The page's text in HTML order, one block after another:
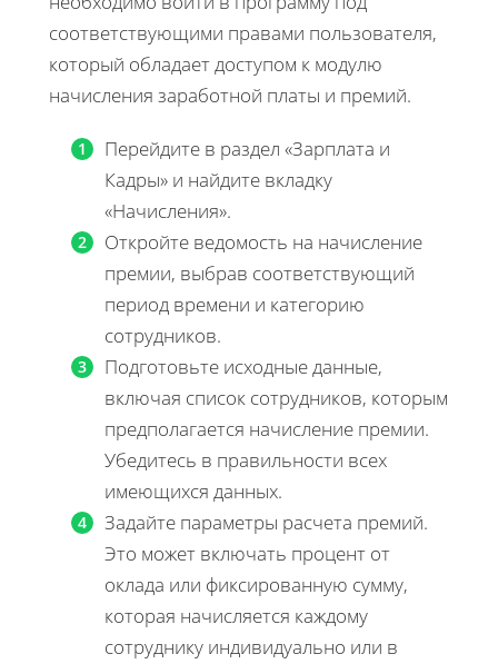
соответствующими правами пользователя,
который обладает доступом к модулю
начисления заработной платы и премий.
Перейдите в раздел «Зарплата и
Кадры» и найдите вкладку
«Начисления».
Откройте ведомость на начисление
премии, выбрав соответствующий
период времени и категорию
сотрудников.
Подготовьте исходные данные,
включая список сотрудников, которым
предполагается начисление премии.
Убедитесь в правильности всех
имеющихся данных.
Задайте параметры расчета премий.
Это может включать процент от
оклада или фиксированную сумму,
которая начисляется каждому
сотруднику индивидуально или в